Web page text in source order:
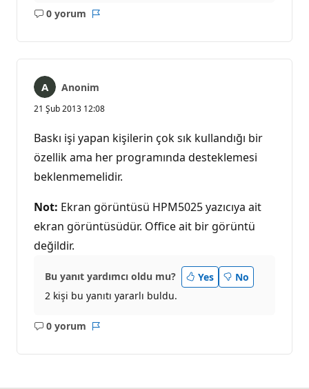
0 yorum
Açıklama
Anonim
21 Şub 2013 12:08
Baskı işi yapan kişilerin çok sık kullandığı bir
özellik ama her programında desteklemesi
beklenmemelidir.
Not: Ekran görüntüsü HPM5025 yazıcıya ait
ekran görüntüsüdür. Office ait bir görüntü
değildir.
Bu yanıt yardımcı oldu mu? Yes
No
2 kişi bu yanıtı yararlı buldu.
0 yorum
Açıklama